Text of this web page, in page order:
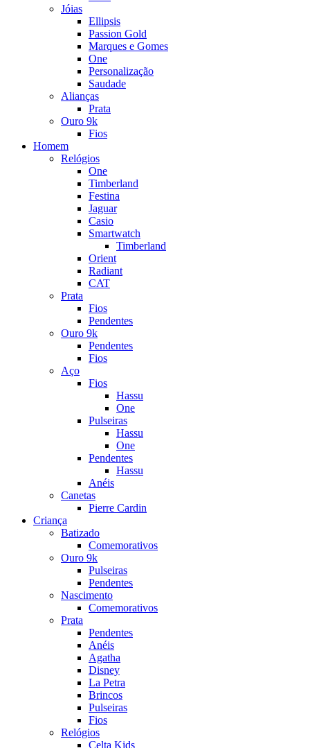
Jóias
Ellipsis
Passion Gold
Marques e Gomes
One
Personalização
Saudade
Alianças
Prata
Ouro 9k
Fios
Homem
Relógios
One
Timberland
Festina
Jaguar
Casio
Smartwatch
Timberland
Orient
Radiant
CAT
Prata
Fios
Pendentes
Ouro 9k
Pendentes
Fios
Aço
Fios
Hassu
One
Pulseiras
Hassu
One
Pendentes
Hassu
Anéis
Canetas
Pierre Cardin
Criança
Batizado
Comemorativos
Ouro 9k
Pulseiras
Pendentes
Nascimento
Comemorativos
Prata
Pendentes
Anéis
Agatha
Disney
La Petra
Brincos
Pulseiras
Fios
Relógios
Celta Kids